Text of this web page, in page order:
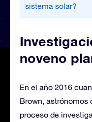
sistema solar?
noveno
En el año 2016
Brown, astrónomos
proceso de